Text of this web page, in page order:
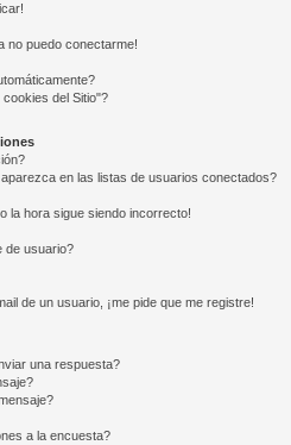
no puedo conectarme!
del Sitio"?
en las listas de usuarios conectados?
la hora sigue siendo incorrecto!
de usuario?
de un usuario, ¡me pide que me registre!
una respuesta?
a la encuesta?